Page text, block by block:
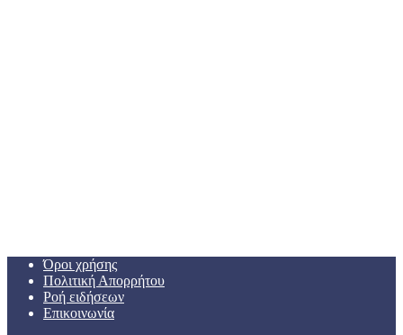
Όροι χρήσης
Πολιτική Απορρήτου
Ροή ειδήσεων
Επικοινωνία